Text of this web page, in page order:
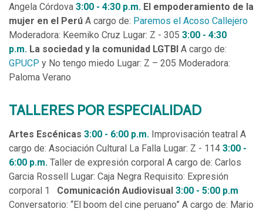
Angela Córdova 3:00 - 4:30 p.m. El empoderamiento de la
mujer en el Perú A cargo de: Paremos el Acoso Callejero
Moderadora: Keemiko Cruz Lugar: Z - 305 3:00 - 4:30
p.m. La sociedad y la comunidad LGTBI A cargo de:
GPUCP y No tengo miedo Lugar: Z – 205 Moderadora:
Paloma Verano
TALLERES POR ESPECIALIDAD
Artes Escénicas 3:00 - 6:00 p.m. Improvisación teatral A
cargo de: Asociación Cultural La Falla Lugar: Z - 114 3:00 -
6:00 p.m. Taller de expresión corporal A cargo de: Carlos
Garcia Rossell Lugar: Caja Negra Requisito: Expresión
corporal 1 Comunicación Audiovisual 3:00 - 5:00 p.m
Conversatorio: “El boom del cine peruano” A cargo de: Mario